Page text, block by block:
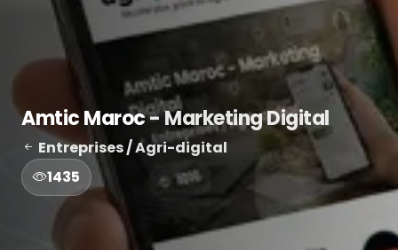
Amtic Maroc- Marketing Digital
Entreprises / Agri-digital
1435